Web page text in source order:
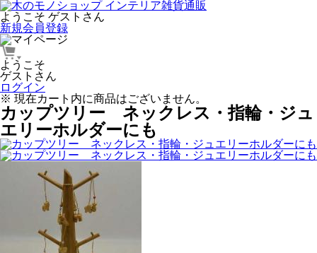
ようこそ ゲストさん
新規会員登録
ようこそ
ゲストさん
ログイン
※ 現在カート内に商品はございません。
カップツリー ネックレス・指輪・ジュ
エリーホルダーにも